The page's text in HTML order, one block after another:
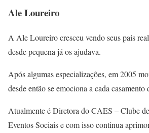
Ale Loureiro
A Ale Loureiro cresceu vendo seus pais
desde pequena já os ajudava.
Após algumas especializações, em 2005
desde então se emociona a cada casamento
Atualmente é Diretora do CAES – Clube
Eventos Sociais e com isso continua